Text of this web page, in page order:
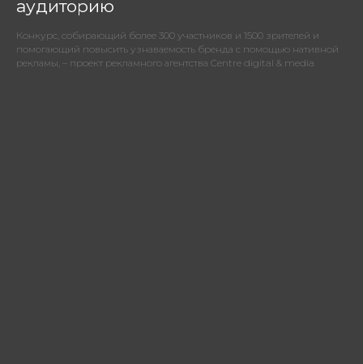
аудиторию
Конкурс, собирающий более 300 участников и 1500 зрителей и
помогающий повысить узнаваемость бренда с помощью нативной
рекламы, – проект рекламного агентства Centre digital & media